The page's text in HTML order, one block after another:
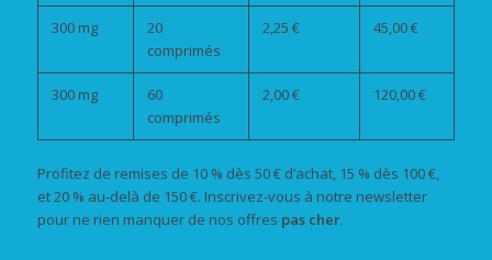
300 mg
20
comprimés
2,25 € 45,00 €
300 mg
60
comprimés
2,00 € 120,00 €
Profitez de remises de 10 % dès 50 € d’achat, 15 % dès 100 €,
et 20 % au-delà de 150 €. Inscrivez-vous à notre newsletter
pour ne rien manquer de nos offres pas cher.